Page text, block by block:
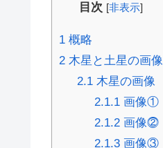
目次 [非表示]
1 概略
2 木星と土星の画像
2.1木星の画像
2.1.1 画像①
2.1.2 画像⓶
2.1.3 画像③